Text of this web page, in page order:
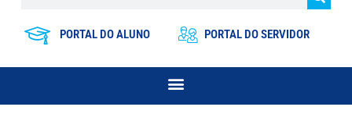
PORTAL DO ALUNO PORTAL DO SERVIDOR